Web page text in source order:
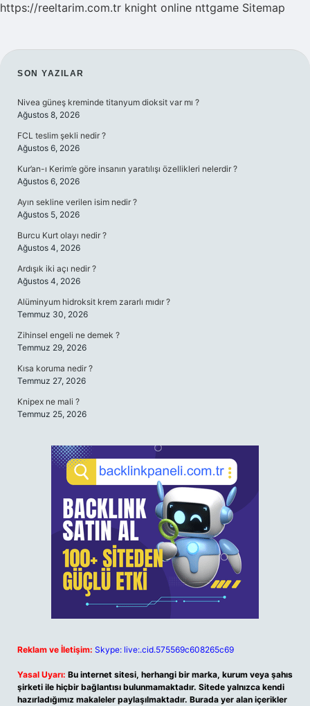
https://reeltarim.com.tr knight online nttgame Sitemap
SIDEBAR
SON YAZILAR
Nivea güneş kreminde titanyum dioksit var mı ?
Ağustos 8, 2026
FCL teslim şekli nedir ?
Ağustos 6, 2026
Kur’an-ı Kerim’e göre insanın yaratılışı özellikleri nelerdir ?
Ağustos 6, 2026
Ayın sekline verilen isim nedir ?
Ağustos 5, 2026
Burcu Kurt olayı nedir ?
Ağustos 4, 2026
Ardışık iki açı nedir ?
Ağustos 4, 2026
Alüminyum hidroksit krem zararlı mıdır ?
Temmuz 30, 2026
Zihinsel engeli ne demek ?
Temmuz 29, 2026
Kısa koruma nedir ?
Temmuz 27, 2026
Knipex ne mali ?
Temmuz 25, 2026
Reklam ve İletişim: Skype: live:.cid.575569c608265c69
Yasal Uyarı: Bu internet sitesi, herhangi bir marka, kurum veya şahıs
şirketi ile hiçbir bağlantısı bulunmamaktadır. Sitede yalnızca kendi
hazırladığımız makaleler paylaşılmaktadır. Burada yer alan içerikler